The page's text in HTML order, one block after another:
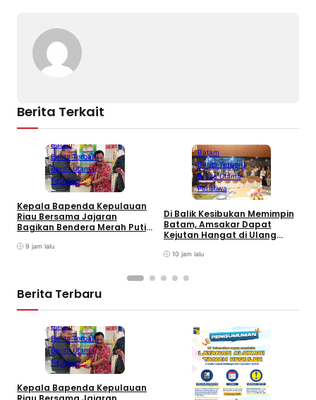
Berita Terkait
Batam
Berita Terbaru
Berita Utama
Peristiwa
Kepala Bapenda Kepulauan
Riau Bersama Jajaran
Bagikan Bendera Merah Putih
Bermotor di Kantor Samsat
9 jam lalu
Batam
Berita Terbaru
Berita Utama
Peristiwa
Di Balik Kesibukan Memimpin
Batam, Amsakar Dapat
Kejutan Hangat di Ulang
10 jam lalu
Berita Terbaru
Batam
Berita Terbaru
Berita Utama
Peristiwa
Kepala Bapenda Kepulauan